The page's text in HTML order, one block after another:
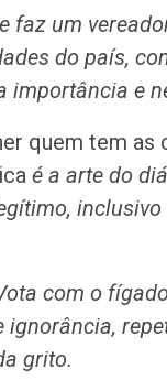
um
do país,
importância e
quem tem as
é a arte do
com o
grito.